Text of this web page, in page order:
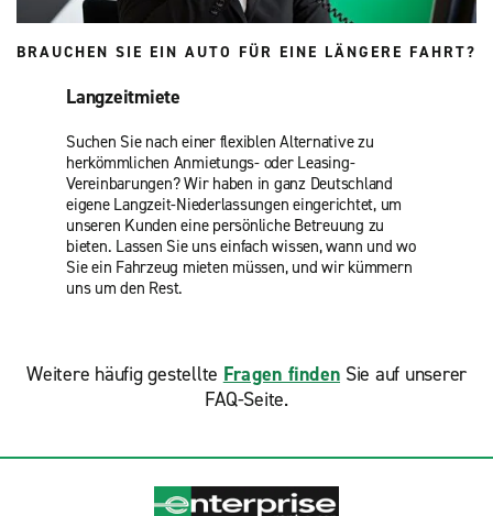
BRAUCHEN SIE EIN AUTO FÜR EINE LÄNGERE FAHRT?
Langzeitmiete
Suchen Sie nach einer flexiblen Alternative zu
herkömmlichen Anmietungs- oder Leasing-
Vereinbarungen? Wir haben in ganz Deutschland
eigene Langzeit-Niederlassungen eingerichtet, um
unseren Kunden eine persönliche Betreuung zu
bieten. Lassen Sie uns einfach wissen, wann und wo
Sie ein Fahrzeug mieten müssen, und wir kümmern
uns um den Rest.
Weitere häufig gestellte Fragen finden Sie auf unserer
FAQ-Seite.